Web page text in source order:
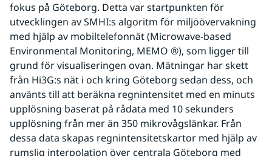
fokus på Göteborg. Detta var startpunkten för
utvecklingen av SMHI:s algoritm för miljöövervakning
med hjälp av mobiltelefonnät (Microwave-based
Environmental Monitoring, MEMO ®), som ligger till
grund för visualiseringen ovan. Mätningar har skett
från Hi3G:s nät i och kring Göteborg sedan dess, och
använts till att beräkna regnintensitet med en minuts
upplösning baserat på rådata med 10 sekunders
upplösning från mer än 350 mikrovågslänkar. Från
dessa data skapas regnintensitetskartor med hjälp av
rumslig interpolation över centrala Göteborg med